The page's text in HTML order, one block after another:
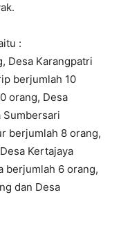
:
Desa Karangpatri
berjumlah 10
orang, Desa
Sumbersari
berjumlah 8 orang,
Kertajaya
berjumlah 6 orang,
dan Desa